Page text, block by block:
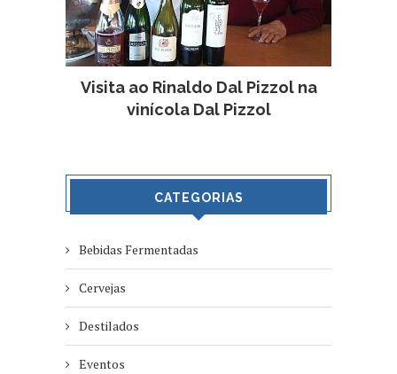
Visita ao Rinaldo Dal Pizzol na
vinícola Dal Pizzol
CATEGORIAS
Bebidas Fermentadas
Cervejas
Destilados
Eventos